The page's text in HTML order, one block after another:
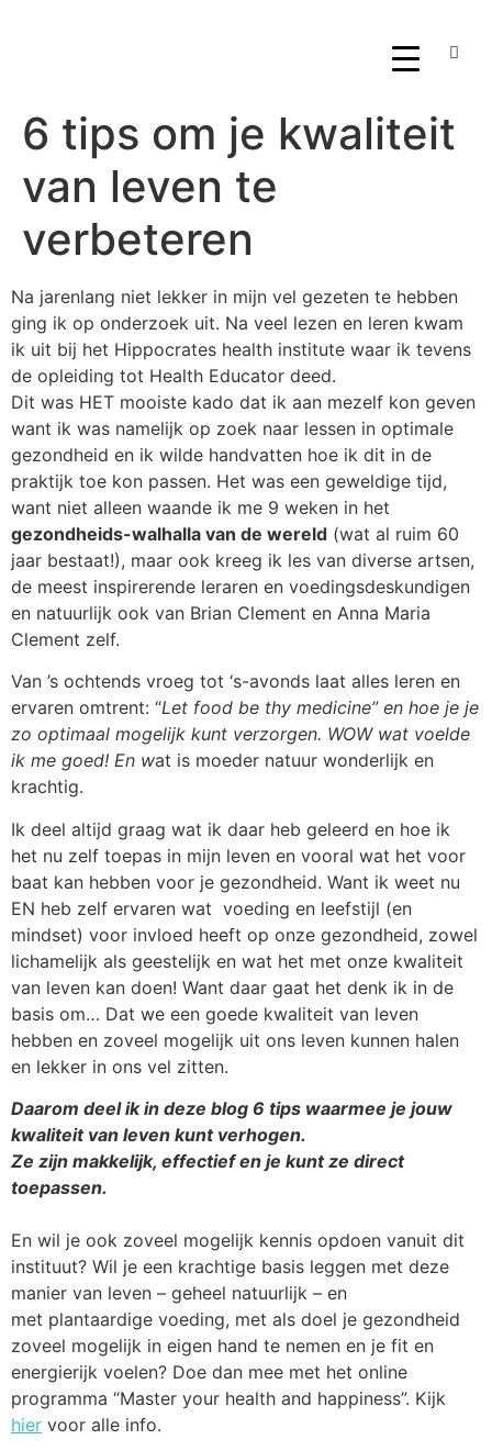
6 tips om je kwaliteit
van leven te
verbeteren
Na jarenlang niet lekker in mijn vel gezeten te hebben
ging ik op onderzoek uit. Na veel lezen en leren kwam
ik uit bij het Hippocrates health institute waar ik tevens
de opleiding tot Health Educator deed.
Dit was HET mooiste kado dat ik aan mezelf kon geven
want ik was namelijk op zoek naar lessen in optimale
gezondheid en ik wilde handvatten hoe ik dit in de
praktijk toe kon passen. Het was een geweldige tijd,
want niet alleen waande ik me 9 weken in het
gezondheids-walhalla van de wereld (wat al ruim 60
jaar bestaat!), maar ook kreeg ik les van diverse artsen,
de meest inspirerende leraren en voedingsdeskundigen
en natuurlijk ook van Brian Clement en Anna Maria
Clement zelf.
Van ’s ochtends vroeg tot ‘s-avonds laat alles leren en
ervaren omtrent: “Let food be thy medicine” en hoe je je
zo optimaal mogelijk kunt verzorgen. WOW wat voelde
ik me goed! En wat is moeder natuur wonderlijk en
krachtig.
Ik deel altijd graag wat ik daar heb geleerd en hoe ik
het nu zelf toepas in mijn leven en vooral wat het voor
baat kan hebben voor je gezondheid. Want ik weet nu
EN heb zelf ervaren wat voeding en leefstijl (en
mindset) voor invloed heeft op onze gezondheid, zowel
lichamelijk als geestelijk en wat het met onze kwaliteit
van leven kan doen! Want daar gaat het denk ik in de
basis om… Dat we een goede kwaliteit van leven
hebben en zoveel mogelijk uit ons leven kunnen halen
en lekker in ons vel zitten.
Daarom deel ik in deze blog 6 tips waarmee je jouw
kwaliteit van leven kunt verhogen.
Ze zijn makkelijk, effectief en je kunt ze direct
toepassen.
En wil je ook zoveel mogelijk kennis opdoen vanuit dit
instituut? Wil je een krachtige basis leggen met deze
manier van leven – geheel natuurlijk – en
met plantaardige voeding, met als doel je gezondheid
zoveel mogelijk in eigen hand te nemen en je fit en
energierijk voelen? Doe dan mee met het online
programma “Master your health and happiness”. Kijk
hier voor alle info.